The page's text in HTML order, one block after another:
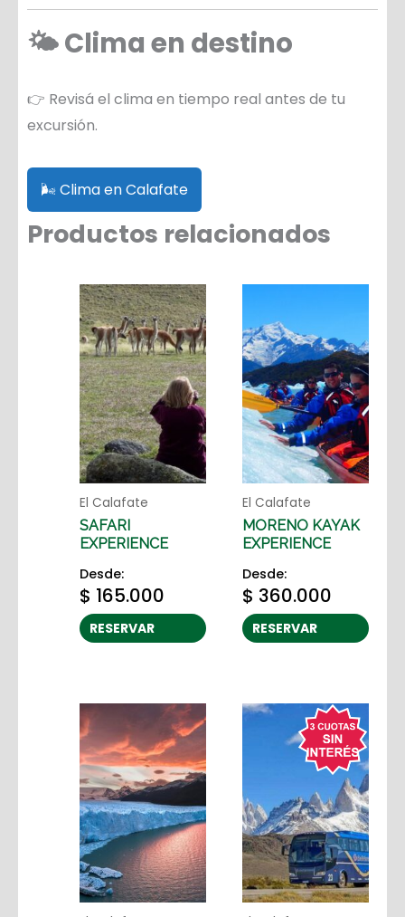
🌤️ Clima en destino
👉 Revisá el clima en tiempo real antes de tu
excursión.
🌬️ Clima en Calafate
Productos relacionados
El Calafate
SAFARI
EXPERIENCE
Desde:
$ 165.000
RESERVAR
El Calafate
MORENO KAYAK
EXPERIENCE
Desde:
$ 360.000
RESERVAR